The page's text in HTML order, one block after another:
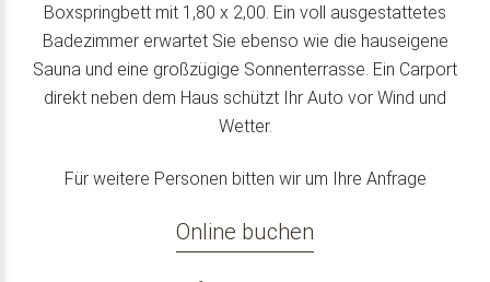
Boxspringbett mit 1,80 x 2,00. Ein voll ausgestattetes
Badezimmer erwartet Sie ebenso wie die hauseigene
Sauna und eine großzügige Sonnenterrasse. Ein Carport
direkt neben dem Haus schützt Ihr Auto vor Wind und
Wetter.
Für weitere Personen bitten wir um Ihre Anfrage
Online buchen